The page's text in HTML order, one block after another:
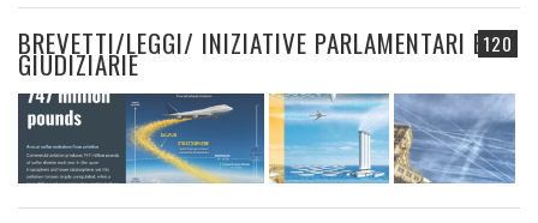
120
BREVETTI/LEGGI/ INIZIATIVE PARLAMENTARI E
GIUDIZIARIE